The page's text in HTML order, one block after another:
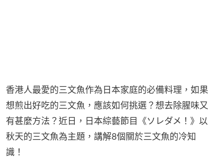
香港人最愛的三文魚作為日本家庭的必備料理，如果
想煎出好吃的三文魚，應該如何挑選？想去除腥味又
有甚麼方法？近日，日本綜藝節目《ソレダメ！》以
秋天的三文魚為主題，講解8個關於三文魚的冷知
識！